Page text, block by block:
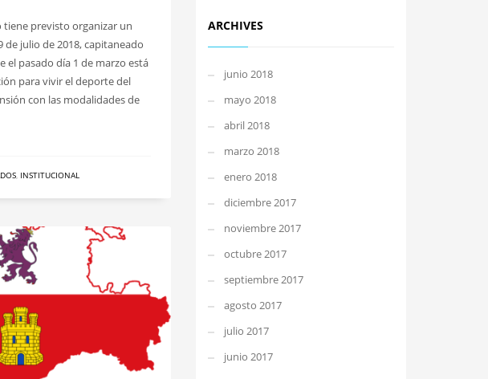
tiene previsto organizar un
de julio de 2018, capitaneado
el pasado día 1 de marzo está
para vivir el deporte del
con las modalidades de
, INSTITUCIONAL
ARCHIVES
junio 2018
mayo 2018
abril 2018
marzo 2018
enero 2018
diciembre 2017
noviembre 2017
octubre 2017
septiembre 2017
agosto 2017
julio 2017
junio 2017